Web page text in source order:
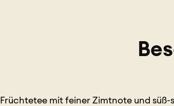
Früchtetee mit feiner Zimtnote und